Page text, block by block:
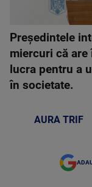
Președintele
miercuri că are
lucra pentru a
în societate.
AURA TRIF